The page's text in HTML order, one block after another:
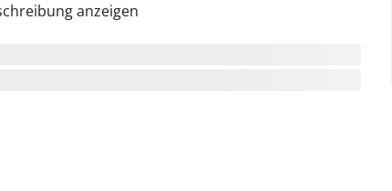
anzeigen